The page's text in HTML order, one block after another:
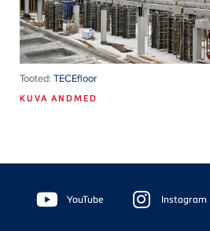
Tooted: TECEfloor
KUVA ANDMED
Floating
Sidebar YouTube Instagram